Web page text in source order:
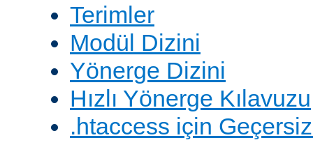
Terimler
Modül Dizini
Yönerge Dizini
Hızlı Yönerge Kılavuzu
.htaccess için